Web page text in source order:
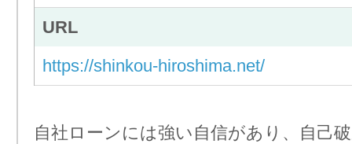
URL
https://shinkou-hiroshima.net/
自社ローンには強い自信があり、自己